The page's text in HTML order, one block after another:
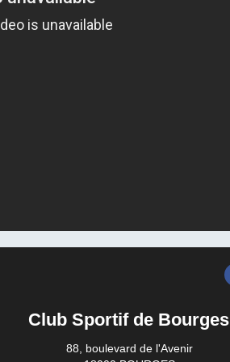
Club Sportif de Bourges
88, boulevard de l'Avenir